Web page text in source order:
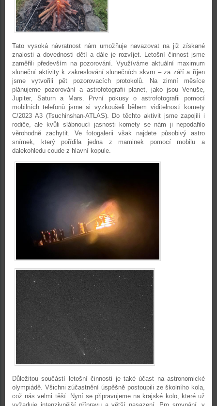
Tato vysoká návratnost nám umožňuje navazovat na již získané
znalosti a dovednosti dětí a dále je rozvíjet. Letošní činnost jsme
zaměřili především na pozorování. Využíváme aktuální maximum
sluneční aktivity k zakreslování slunečních skvrn – za září a říjen
jsme vytvořili pět pozorovacích protokolů. Na zimní měsíce
plánujeme pozorování a astrofotografii planet, jako jsou Venuše,
Jupiter, Saturn a Mars. První pokusy o astrofotografii pomocí
mobilních telefonů jsme si vyzkoušeli během viditelnosti komety
C/2023 A3 (Tsuchinshan-ATLAS). Do těchto aktivit jsme zapojili i
rodiče, ale kvůli slábnoucí jasnosti komety se nám ji nepodařilo
věrohodně zachytit. Ve fotogalerii však najdete působivý astro
snímek, který pořídila jedna z maminek pomocí mobilu a
dalekohledu coude z hlavní kopule.
Důležitou součástí letošní činnosti je také účast na astronomické
olympiádě. Všichni zúčastnění úspěšně postoupili ze školního kola,
což nás velmi těší. Nyní se připravujeme na krajské kolo, které už